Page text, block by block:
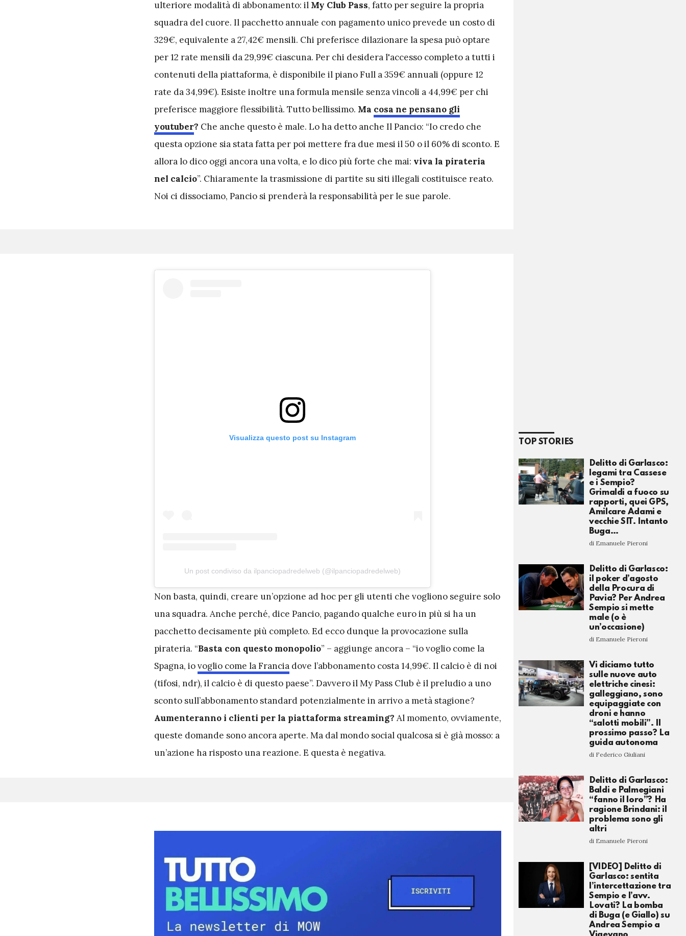
ulteriore modalità di abbonamento: il My Club Pass, fatto per seguire la propria
squadra del cuore. Il pacchetto annuale con pagamento unico prevede un costo di
329€, equivalente a 27,42€ mensili. Chi preferisce dilazionare la spesa può optare
per 12 rate mensili da 29,99€ ciascuna. Per chi desidera l'accesso completo a tutti i
contenuti della piattaforma, è disponibile il piano Full a 359€ annuali (oppure 12
rate da 34,99€). Esiste inoltre una formula mensile senza vincoli a 44,99€ per chi
preferisce maggiore flessibilità. Tutto bellissimo. Ma cosa ne pensano gli
youtuber? Che anche questo è male. Lo ha detto anche Il Pancio: “Io credo che
questa opzione sia stata fatta per poi mettere fra due mesi il 50 o il 60% di sconto. E
allora lo dico oggi ancora una volta, e lo dico più forte che mai: viva la pirateria
nel calcio”. Chiaramente la trasmissione di partite su siti illegali costituisce reato.
Noi ci dissociamo, Pancio si prenderà la responsabilità per le sue parole.
Visualizza questo post su Instagram
Un post condiviso da ilpanciopadredelweb (@ilpanciopadredelweb)
Non basta, quindi, creare un’opzione ad hoc per gli utenti che vogliono seguire solo
una squadra. Anche perché, dice Pancio, pagando qualche euro in più si ha un
pacchetto decisamente più completo. Ed ecco dunque la provocazione sulla
pirateria. “Basta con questo monopolio” – aggiunge ancora – “io voglio come la
Spagna, iovoglio come la Francia dove l’abbonamento costa 14,99€. Il calcio è di noi
(tifosi, ndr), il calcio è di questo paese”. Davvero il My Pass Club è il preludio a uno
sconto sull’abbonamento standard potenzialmente in arrivo a metà stagione?
Aumenteranno i clienti per la piattaforma streaming? Al momento, ovviamente,
queste domande sono ancora aperte. Ma dal mondo social qualcosa si è già mosso: a
un’azione ha risposto una reazione. E questa è negativa.
TOP STORIES
Delitto di Garlasco:
legami tra Cassese
e i Sempio?
Grimaldi a fuoco su
rapporti, quei GPS,
Amilcare Adami e
vecchie SIT. Intanto
Buga…
di Emanuele Pieroni
Delitto di Garlasco:
il poker d’agosto
della Procura di
Pavia? Per Andrea
Sempio si mette
male (o è
un’occasione)
di Emanuele Pieroni
Vi diciamo tutto
sulle nuove auto
elettriche cinesi:
galleggiano, sono
equipaggiate con
droni e hanno
“salotti mobili”. Il
prossimo passo? La
guida autonoma
di Federico Giuliani
Delitto di Garlasco:
Baldi e Palmegiani
“fanno il loro”? Ha
ragione Brindani: il
problema sono gli
altri
di Emanuele Pieroni
[VIDEO] Delitto di
Garlasco: sentita
l’intercettazione tra
Sempio e l’avv.
Lovati? La bomba
di Buga (e Giallo) su
Andrea Sempio a